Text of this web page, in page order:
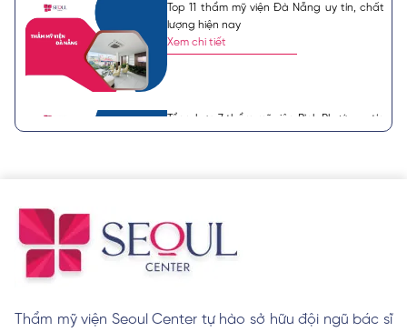
Top 11 thẩm mỹ viện Đà Nẵng uy tín, chất
lượng hiện nay
Xem chi tiết
Tổng hợp 7 thẩm mỹ viện Bình Phước uy tín
và có giấy phép
Top 10 thẩm mỹ viện Long Khánh uy tín
được khách review tốt
Xem chi tiết
Thẩm mỹ viện Seoul Center tự hào sở hữu đội ngũ bác sĩ